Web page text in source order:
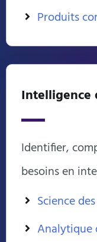
Produits
Intelligence
Identifier,
besoins en
Science
Analytique